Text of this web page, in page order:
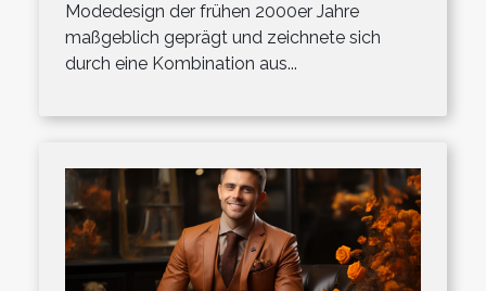
Modedesign der frühen 2000er Jahre
maßgeblich geprägt und zeichnete sich
durch eine Kombination aus...